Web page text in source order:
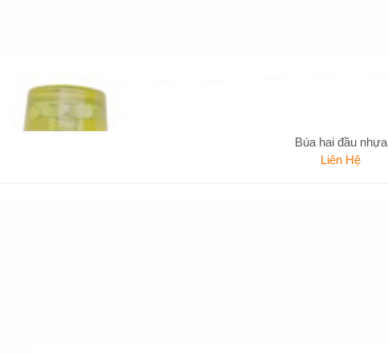
Búa hai đầu nhựa
Liên Hệ